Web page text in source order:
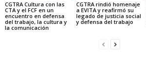
CGTRA Cultura con las
CTA y el FCF en un
encuentro en defensa
del trabajo, la cultura y
la comunicación
CGTRA rindió homenaje
a EVITA y reafirmó su
legado de justicia social
y defensa del trabajo